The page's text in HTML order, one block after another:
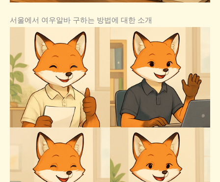
서울에서 여우알바 구하는 방법에 대한 소개